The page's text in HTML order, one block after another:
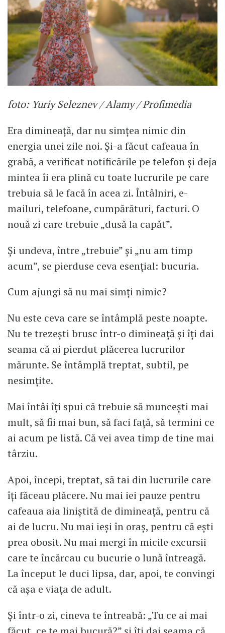
foto: Yuriy Seleznev / Alamy / Profimedia
Era dimineață, dar nu simțea nimic din
energia unei zile noi. Și-a făcut cafeaua în
grabă, a verificat notificările pe telefon și deja
mintea îi era plină cu toate lucrurile pe care
trebuia să le facă în acea zi. Întâlniri, e-
mailuri, telefoane, cumpărături, facturi. O
nouă zi care trebuie „dusă la capăt”.
Și undeva, între „trebuie” și „nu am timp
acum”, se pierduse ceva esențial: bucuria.
Cum ajungi să nu mai simți nimic?
Nu este ceva care se întâmplă peste noapte.
Nu te trezești brusc într-o dimineață și îți dai
seama că ai pierdut plăcerea lucrurilor
mărunte. Se întâmplă treptat, subtil, pe
nesimțite.
Mai întâi îți spui că trebuie să muncești mai
mult, să fii mai bun, să faci față, să termini ce
ai acum pe listă. Că vei avea timp de tine mai
târziu.
Apoi, începi, treptat, să tai din lucrurile care
îți făceau plăcere. Nu mai iei pauze pentru
cafeaua aia liniștită de dimineață, pentru că
ai de lucru. Nu mai ieși în oraș, pentru că ești
prea obosit. Nu mai mergi în micile excursii
care te încărcau cu bucurie o lună întreagă.
La început le duci lipsa, dar, apoi, te convingi
că așa e viața de adult.
Și într-o zi, cineva te întreabă: „Tu ce ai mai